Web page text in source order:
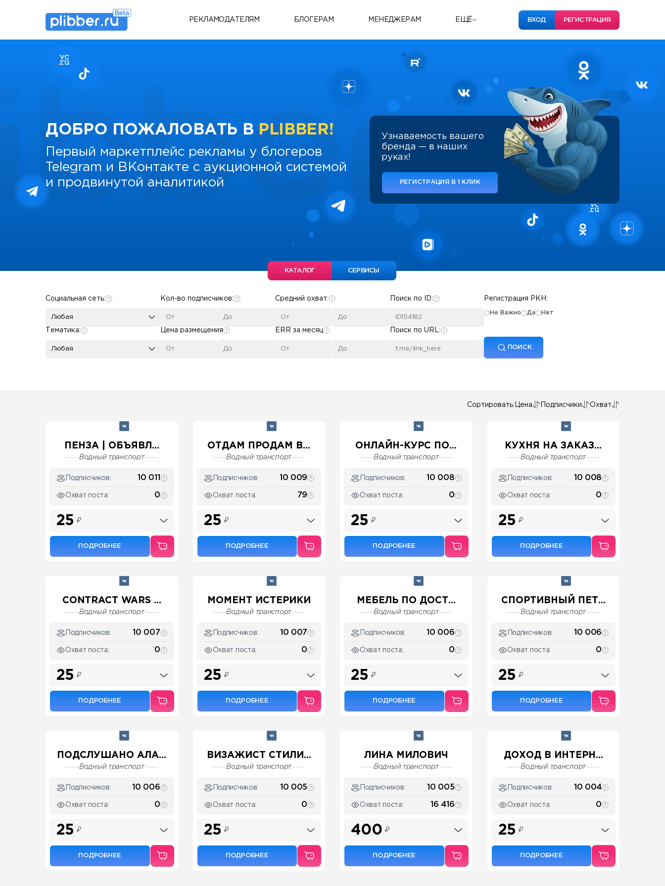
РЕКЛАМОДАТЕЛЯМ БЛОГЕРАМ МЕНЕДЖЕРАМ ЕЩЁ ВХОД РЕГИСТРАЦИЯ
ДОБРО ПОЖАЛОВАТЬ В PLIBBER!
Первый маркетплейс рекламы у блогеров
Telegram и ВКонтакте с аукционной системой
и продвинутой аналитикой
Узнаваемость вашего
бренда — в наших
руках!
РЕГИСТРАЦИЯ В 1 КЛИК
КАТАЛОГ СЕРВИСЫ
Тематика:
Любая
Социальная сеть:
Любая
Кол-во подписчиков:
Цена размещения
Средний охват:
ERR за месяц
Поиск по ID:
Поиск по URL:
Регистрация РКН:
Не Важно Да Нет
ПОИСК
Сортировать: Цена Подписчики Охват
ПЕНЗА | ОБЪЯВЛ...
Водный транспорт
Подписчиков: 10 011
Охват поста: 0
25 ₽
ПОДРОБНЕЕ
ОТДАМ ПРОДАМ В...
Водный транспорт
Подписчиков: 10 009
Охват поста: 79
25 ₽
ПОДРОБНЕЕ
ОНЛАЙН-КУРС ПО...
Водный транспорт
Подписчиков: 10 008
Охват поста: 0
25 ₽
ПОДРОБНЕЕ
КУХНЯ НА ЗАКАЗ...
Водный транспорт
Подписчиков: 10 008
Охват поста: 0
25 ₽
ПОДРОБНЕЕ
CONTRACT WARS ...
Водный транспорт
Подписчиков: 10 007
Охват поста: 0
25 ₽
ПОДРОБНЕЕ
МОМЕНТ ИСТЕРИКИ
Водный транспорт
Подписчиков: 10 007
Охват поста: 0
25 ₽
ПОДРОБНЕЕ
МЕБЕЛЬ ПО ДОСТ...
Водный транспорт
Подписчиков: 10 006
Охват поста: 0
25 ₽
ПОДРОБНЕЕ
СПОРТИВНЫЙ ПЕТ...
Водный транспорт
Подписчиков: 10 006
Охват поста: 0
25 ₽
ПОДРОБНЕЕ
ПОДСЛУШАНО АЛА...
Водный транспорт
Подписчиков: 10 006
Охват поста: 0
25 ₽
ПОДРОБНЕЕ
ВИЗАЖИСТ СТИЛИ...
Водный транспорт
Подписчиков: 10 005
Охват поста: 0
25 ₽
ПОДРОБНЕЕ
ЛИНА МИЛОВИЧ
Водный транспорт
Подписчиков: 10 005
Охват поста: 16 416
400 ₽
ПОДРОБНЕЕ
ДОХОД В ИНТЕРН...
Водный транспорт
Подписчиков: 10 004
Охват поста: 0
25 ₽
ПОДРОБНЕЕ